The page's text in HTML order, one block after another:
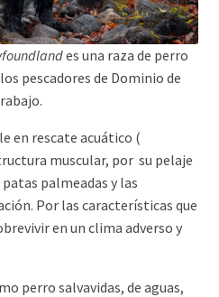
es una raza de perro
pescadores de Dominio de
en rescate acuático (
muscular, por su pelaje
palmeadas y las
Por las características que
en un clima adverso y
perro salvavidas, de aguas,